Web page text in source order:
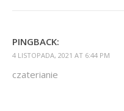
PINGBACK:
4 LISTOPADA, 2021 AT 6:44 PM
czaterianie